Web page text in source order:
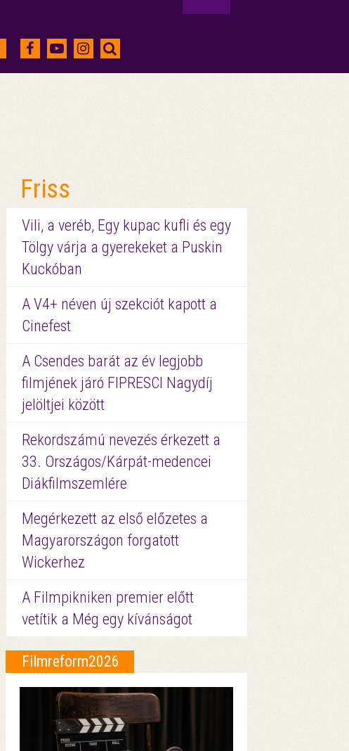
Friss
Vili, a veréb, Egy kupac kufli és egy
Tölgy várja a gyerekeket a Puskin
Kuckóban
A V4+ néven új szekciót kapott a
Cinefest
A Csendes barát az év legjobb
filmjének járó FIPRESCI Nagydíj
jelöltjei között
Rekordszámú nevezés érkezett a
33. Országos/Kárpát-medencei
Diákfilmszemlére
Megérkezett az első előzetes a
Magyarországon forgatott
Wickerhez
A Filmpikniken premier előtt
vetítik a Még egy kívánságot
Filmreform2026